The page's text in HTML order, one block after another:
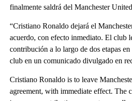
finalmente saldrá del Manchester
“Cristiano Ronaldo dejará el
acuerdo, con efecto inmediato. El club
contribución a lo largo de dos etapas
club en un comunicado divulgado en
Cristiano Ronaldo is to leave
agreement, with immediate effect. The